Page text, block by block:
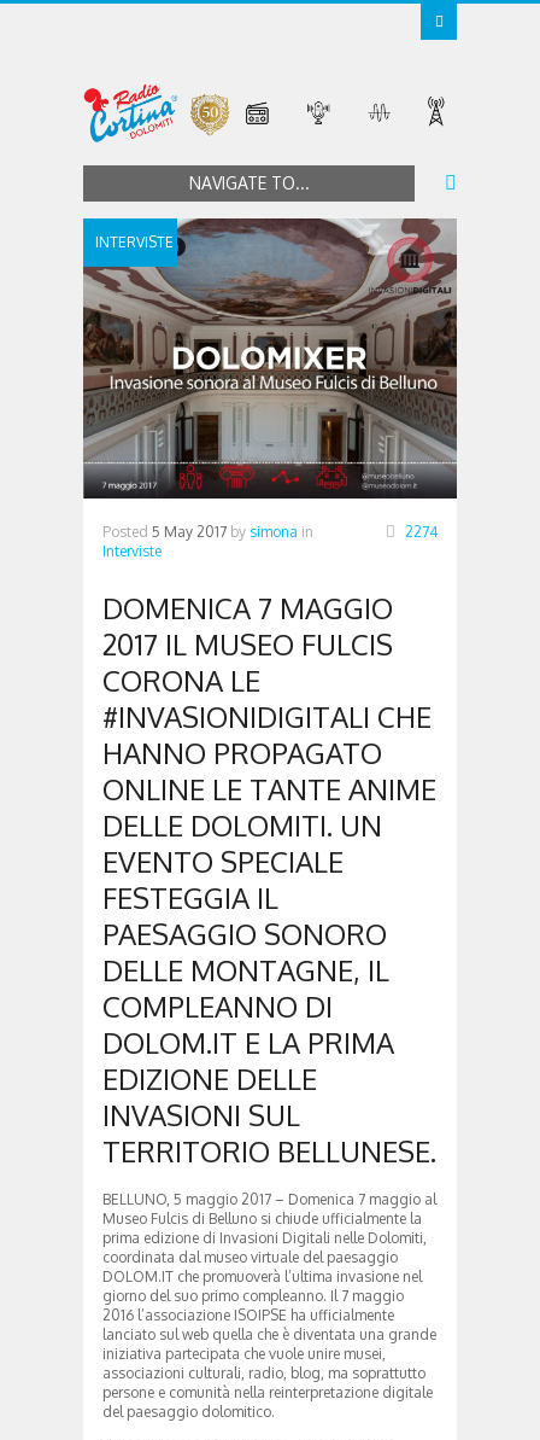
NAVIGATE TO...
INTERVISTE
Posted 5 May 2017 by simona in
Interviste
2274
DOMENICA 7 MAGGIO
2017 IL MUSEO FULCIS
CORONA LE
#INVASIONIDIGITALI CHE
HANNO PROPAGATO
ONLINE LE TANTE ANIME
DELLE DOLOMITI. UN
EVENTO SPECIALE
FESTEGGIA IL
PAESAGGIO SONORO
DELLE MONTAGNE, IL
COMPLEANNO DI
DOLOM.IT E LA PRIMA
EDIZIONE DELLE
INVASIONI SUL
TERRITORIO BELLUNESE.
BELLUNO, 5 maggio 2017 – Domenica 7 maggio al
Museo Fulcis di Belluno si chiude ufficialmente la
prima edizione di Invasioni Digitali nelle Dolomiti,
coordinata dal museo virtuale del paesaggio
DOLOM.IT che promuoverà l’ultima invasione nel
giorno del suo primo compleanno. Il 7 maggio
2016 l’associazione ISOIPSE ha ufficialmente
lanciato sul web quella che è diventata una grande
iniziativa partecipata che vuole unire musei,
associazioni culturali, radio, blog, ma soprattutto
persone e comunità nella reinterpretazione digitale
del paesaggio dolomitico.